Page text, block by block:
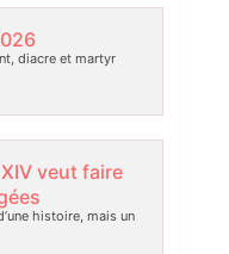
diacre et martyr
veut faire
histoire, mais un